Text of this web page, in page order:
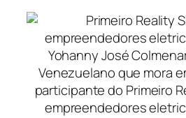
Yohanny José
Venezuelano que mora
participante do Primeiro
empreendedores